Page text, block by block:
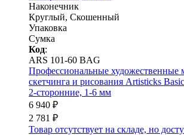
Наконечник
Круглый, Скошенный
Упаковка
Сумка
Код:
ARS 101-60 BAG
Профессиональные художественные
скетчинга и рисования Artisticks
2-сторонние, 1-6 мм
6 940 ₽
2 781 ₽
Товар отсутствует на складе, но